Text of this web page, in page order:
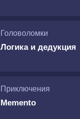
Головоломки
Логика и дедукция
Приключения
Memento